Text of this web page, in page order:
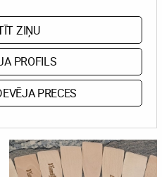
ZIŅU
PROFILS
PRECES